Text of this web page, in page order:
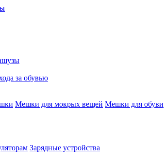
за обувью
Мешки для мокрых вещей Мешки для обуви
Зарядные устройства